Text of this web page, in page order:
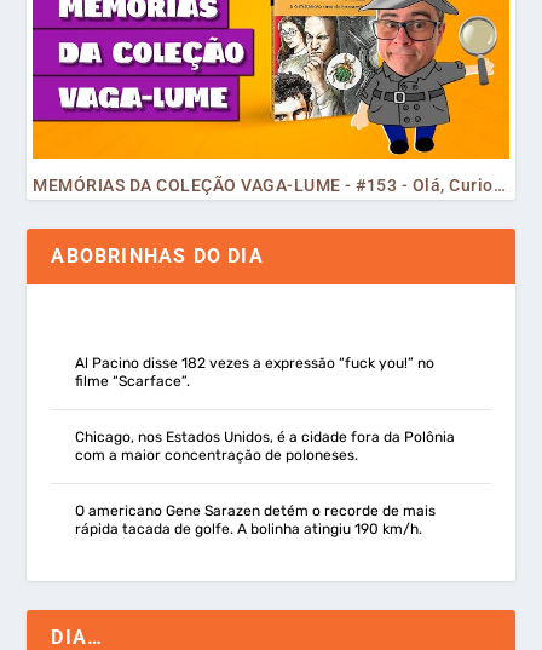
MEMÓRIAS DA COLEÇÃO VAGA-LUME - #153 - Olá, Curiosos! 2023
ABOBRINHAS DO DIA
Al Pacino disse 182 vezes a expressão “fuck you!” no
filme “Scarface”.
Chicago, nos Estados Unidos, é a cidade fora da Polônia
com a maior concentração de poloneses.
O americano Gene Sarazen detém o recorde de mais
rápida tacada de golfe. A bolinha atingiu 190 km/h.
DIA…